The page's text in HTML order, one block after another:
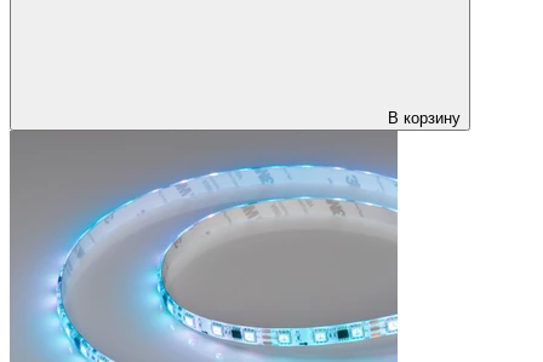
В корзину